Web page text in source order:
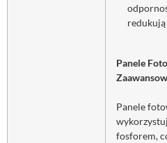
Panele
Panele
fosforem,